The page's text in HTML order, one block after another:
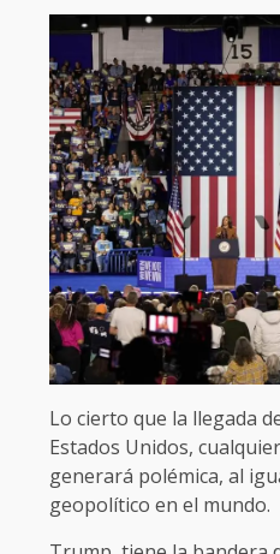
Lo cierto que la llegada
Estados Unidos,
generará polémica, al
geopolítico en el mundo.